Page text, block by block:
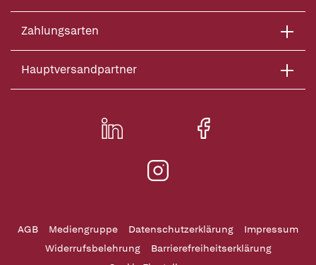
Zahlungsarten
Hauptversandpartner
AGB Mediengruppe Datenschutzerklärung
Impressum
Widerrufsbelehrung
Barrierefreiheitserklärung